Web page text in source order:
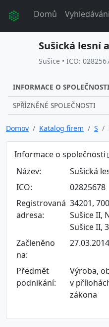
Domů
Sušická lesní
Sušice • ICO:
INFORMACE O SPOLEČNOSTI
SPŘÍZNĚNÉ SPOLEČNOSTI
Domov Katalog firem S
Informace o společnosti
Název:
Sušická
ICO:
02825678
Registrovaná
adresa:
34201,
Sušice II,
Sušice II,
Začleněno
na:
27.03.2014
Předmět
podnikání:
Výroba,
v
zákona